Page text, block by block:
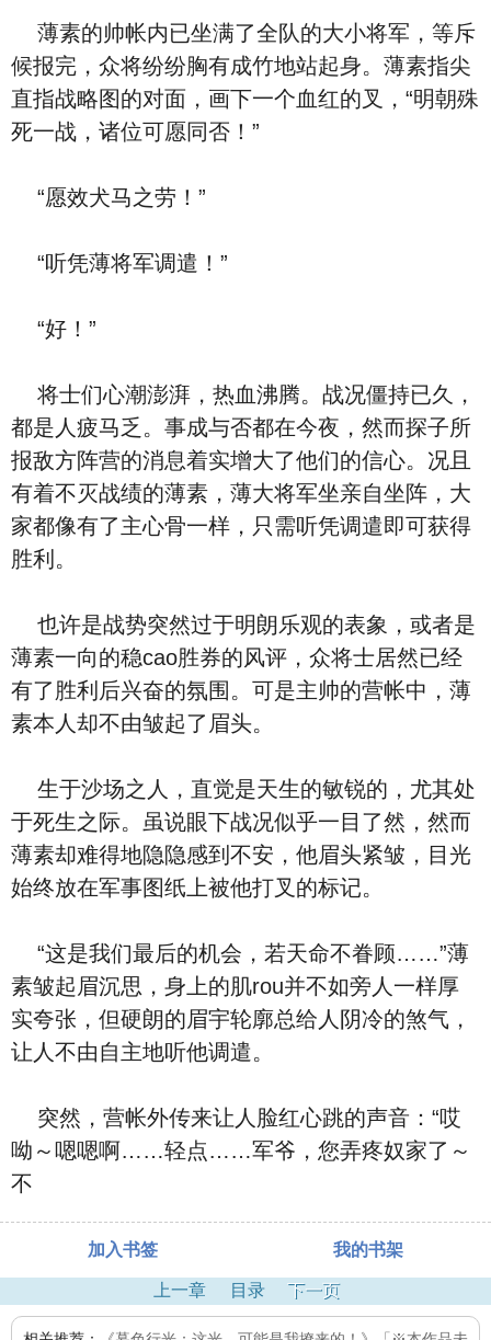
薄素的帅帐内已坐满了全队的大小将军，等斥
候报完，众将纷纷胸有成竹地站起身。薄素指尖
直指战略图的对面，画下一个血红的叉，“明朝殊
死一战，诸位可愿同否！”
“愿效犬马之劳！”
“听凭薄将军调遣！”
“好！”
将士们心潮澎湃，热血沸腾。战况僵持已久，
都是人疲马乏。事成与否都在今夜，然而探子所
报敌方阵营的消息着实增大了他们的信心。况且
有着不灭战绩的薄素，薄大将军坐亲自坐阵，大
家都像有了主心骨一样，只需听凭调遣即可获得
胜利。
也许是战势突然过于明朗乐观的表象，或者是
薄素一向的稳cao胜券的风评，众将士居然已经
有了胜利后兴奋的氛围。可是主帅的营帐中，薄
素本人却不由皱起了眉头。
生于沙场之人，直觉是天生的敏锐的，尤其处
于死生之际。虽说眼下战况似乎一目了然，然而
薄素却难得地隐隐感到不安，他眉头紧皱，目光
始终放在军事图纸上被他打叉的标记。
“这是我们最后的机会，若天命不眷顾……”薄
素皱起眉沉思，身上的肌rou并不如旁人一样厚
实夸张，但硬朗的眉宇轮廓总给人阴冷的煞气，
让人不由自主地听他调遣。
突然，营帐外传来让人脸红心跳的声音：“哎
呦～嗯嗯啊……轻点……军爷，您弄疼奴家了～
不
加入书签 我的书架
上一章 目录 下一页